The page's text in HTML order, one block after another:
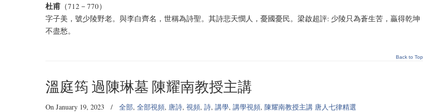
杜甫 （712－770）
字子美，號少陵野老。與李白齊名，世稱為詩聖。其詩悲天憫人，憂國憂民。梁啟超評: 少陵只為蒼生苦，贏得乾坤
不盡愁。
Back to Top
溫庭筠 過陳琳墓 陳耀南教授主講
On January 19, 2023 / 全部, 全部視頻, 唐詩, 視頻, 詩, 講學, 講學視頻, 陳耀南教授主講 唐人七律精選